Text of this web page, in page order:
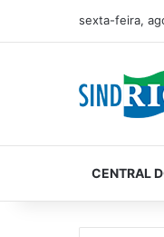
sexta-feira,
CENTRAL